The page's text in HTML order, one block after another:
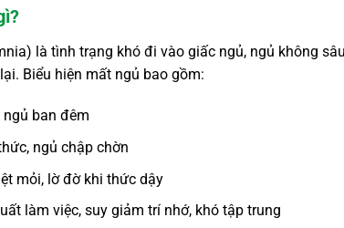
là tình trạng khó đi vào giấc ngủ, ngủ không
Biểu hiện mất ngủ bao gồm:
ngủ ban đêm
ngủ chập chờn
mỏi, lờ đờ khi thức dậy
làm việc, suy giảm trí nhớ, khó tập trung